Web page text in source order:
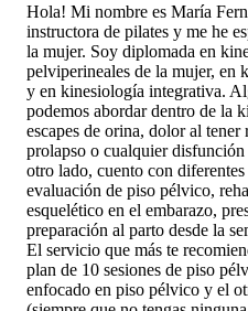
Hola! Mi nombre es María
instructora de pilates y me he
la mujer. Soy diplomada en
pelviperineales de la mujer, en
y en kinesiología integrativa.
podemos abordar dentro de la
escapes de orina, dolor al
prolapso o cualquier
otro lado, cuento con
evaluación de piso pélvico,
esquelético en el embarazo,
preparación al parto desde la
El servicio que más te
plan de 10 sesiones de piso
enfocado en piso pélvico y el